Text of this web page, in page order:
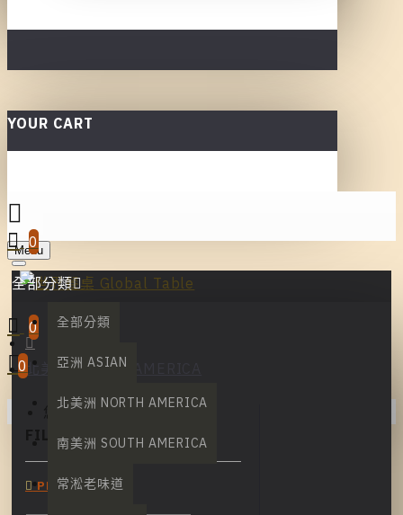
YOUR CART
Menu
0
0
0
您的購物車內沒有商品！
全部分類
全部分類
亞洲 ASIAN
北美洲 NORTH AMERICA
南美洲 SOUTH AMERICA
常淞老味道
北美洲 NORTH AMERICA
FILTER Clear
PRICE